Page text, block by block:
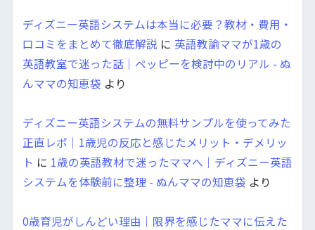
ディズニー英語システムは本当に必要？教材・費用・
口コミをまとめて徹底解説 に 英語教諭ママが1歳の
英語教室で迷った話｜ペッピーを検討中のリアル - ぬ
んママの知恵袋 より
ディズニー英語システムの無料サンプルを使ってみた
正直レポ｜1歳児の反応と感じたメリット・デメリッ
ト に 1歳の英語教材で迷ったママへ｜ディズニー英語
システムを体験前に整理 - ぬんママの知恵袋 より
0歳育児がしんどい理由｜限界を感じたママに伝えた